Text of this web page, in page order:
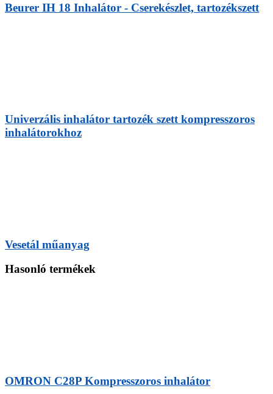
Beurer IH 18 Inhalátor - Cserekészlet, tartozékszett
Univerzális inhalátor tartozék szett kompresszoros
inhalátorokhoz
Vesetál műanyag
Hasonló termékek
OMRON C28P Kompresszoros inhalátor